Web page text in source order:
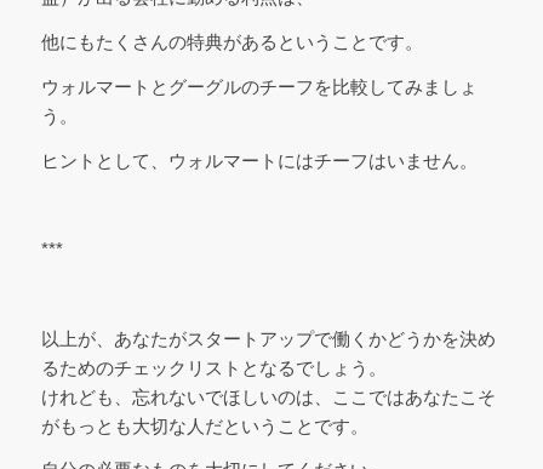
他にもたくさんの特典があるということです。
ウォルマートとグーグルのチーフを比較してみましょ
う。
ヒントとして、ウォルマートにはチーフはいません。
***
以上が、あなたがスタートアップで働くかどうかを決め
るためのチェックリストとなるでしょう。
けれども、忘れないでほしいのは、ここではあなたこそ
がもっとも大切な人だということです。